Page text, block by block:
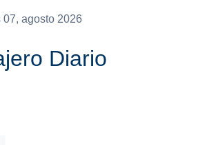
07, agosto 2026
Diario